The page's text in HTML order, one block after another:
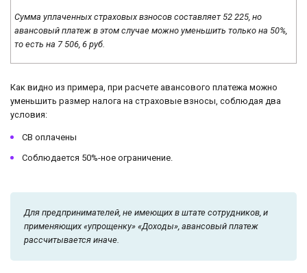
Сумма уплаченных страховых взносов составляет 52 225, но
авансовый платеж в этом случае можно уменьшить только на 50%,
то есть на 7 506, 6 руб.
Как видно из примера, при расчете авансового платежа можно
уменьшить размер налога на страховые взносы, соблюдая два
условия:
СВ оплачены
Соблюдается 50%-ное ограничение.
Для предпринимателей, не имеющих в штате сотрудников, и
применяющих «упрощенку» «Доходы», авансовый платеж
рассчитывается иначе.